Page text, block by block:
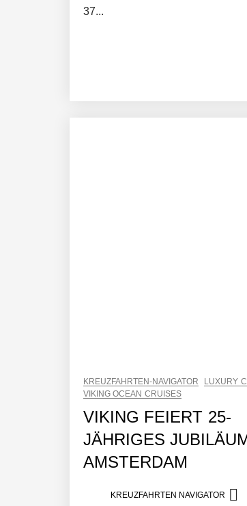
37...
KREUZFAHRTEN-NAVIGATOR
LUXURY
VIKING OCEAN CRUISES
VIKING FEIERT 25-
JÄHRIGES
AMSTERDAM
KREUZFAHRTEN NAVIGATOR